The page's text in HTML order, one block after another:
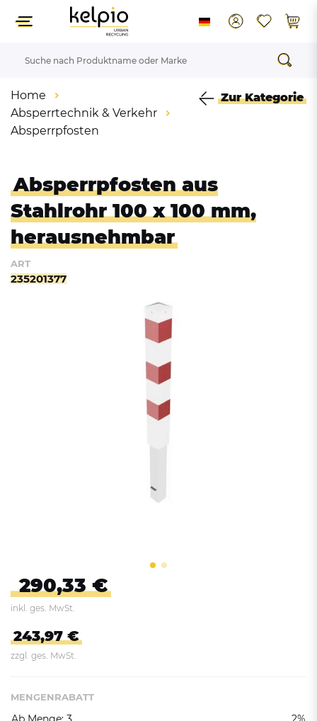
Home
Absperrtechnik & Verkehr
Absperrpfosten
Zur Kategorie
Absperrpfosten aus
Stahlrohr 100 x 100 mm,
herausnehmbar
ART
235201377
290,33 €
inkl. ges. MwSt.
243,97 €
zzgl. ges. MwSt.
MENGENRABATT